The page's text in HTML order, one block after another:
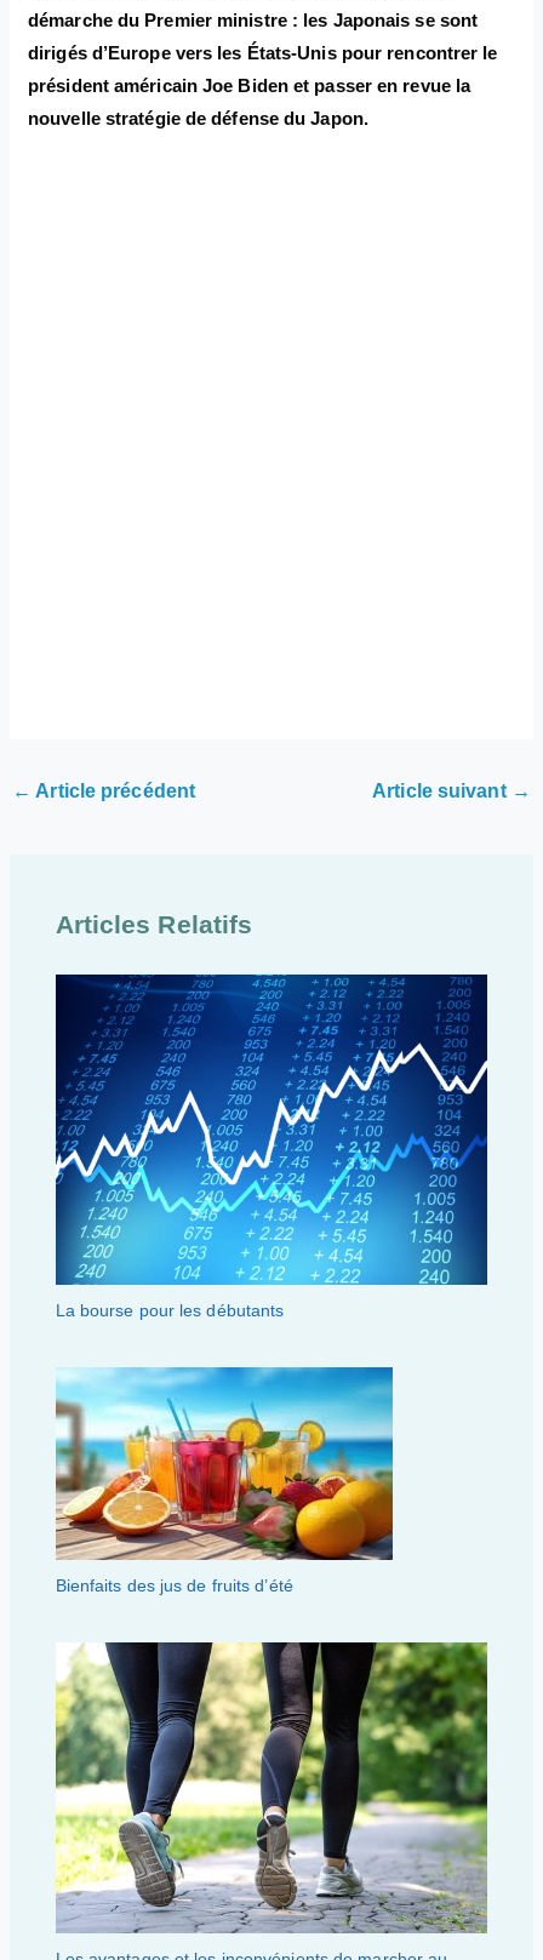
démarche du Premier ministre : les Japonais se sont
dirigés d’Europe vers les États-Unis pour rencontrer le
président américain Joe Biden et passer en revue la
nouvelle stratégie de défense du Japon.
← Article précédent Article suivant →
Articles Relatifs
La bourse pour les débutants
Bienfaits des jus de fruits d’été